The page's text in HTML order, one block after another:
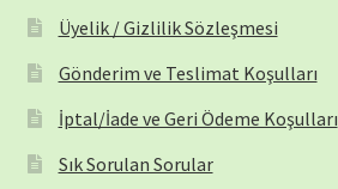
Üyelik / Gizlilik Sözleşmesi
Gönderim ve Teslimat Koşulları
İptal/İade ve Geri Ödeme Koşulları
Sık Sorulan Sorular